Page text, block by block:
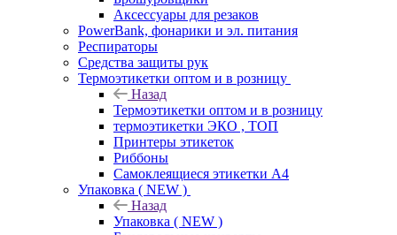
Аксессуары для резаков
PowerBank, фонарики и эл. питания
Респираторы
Средства защиты рук
Термоэтикетки оптом и в розницу
Назад
Термоэтикетки оптом и в розницу
термоэтикетки ЭКО , ТОП
Принтеры этикеток
Риббоны
Самоклеящиеся этикетки А4
Упаковка ( NEW )
Назад
Упаковка ( NEW )